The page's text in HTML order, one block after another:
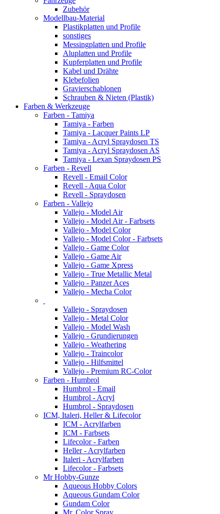
Zubehör
Modellbau-Material
Plastikplatten und Profile
sonstiges
Messingplatten und Profile
Aluplatten und Profile
Kupferplatten und Profile
Kabel und Drähte
Klebefolien
Gravierschablonen
Schrauben & Nieten (Plastik)
Farben & Werkzeuge
Farben - Tamiya
Tamiya - Farben
Tamiya - Lacquer Paints LP
Tamiya - Acryl Spraydosen TS
Tamiya - Acryl Spraydosen AS
Tamiya - Lexan Spraydosen PS
Farben - Revell
Revell - Email Color
Revell - Aqua Color
Revell - Spraydosen
Farben - Vallejo
Vallejo - Model Air
Vallejo - Model Air - Farbsets
Vallejo - Model Color
Vallejo - Model Color - Farbsets
Vallejo - Game Color
Vallejo - Game Air
Vallejo - Game Xpress
Vallejo - True Metallic Metal
Vallejo - Panzer Aces
Vallejo - Mecha Color
Vallejo - Spraydosen
Vallejo - Metal Color
Vallejo - Model Wash
Vallejo - Grundierungen
Vallejo - Weathering
Vallejo - Traincolor
Vallejo - Hilfsmittel
Vallejo - Premium RC-Color
Farben - Humbrol
Humbrol - Email
Humbrol - Acryl
Humbrol - Spraydosen
ICM, Italeri, Heller & Lifecolor
ICM - Acrylfarben
ICM - Farbsets
Lifecolor - Farben
Heller - Acrylfarben
Italeri - Acrylfarben
Lifecolor - Farbsets
Mr Hobby-Gunze
Aqueous Hobby Colors
Aqueous Gundam Color
Gundam Color
Mr. Color Spray